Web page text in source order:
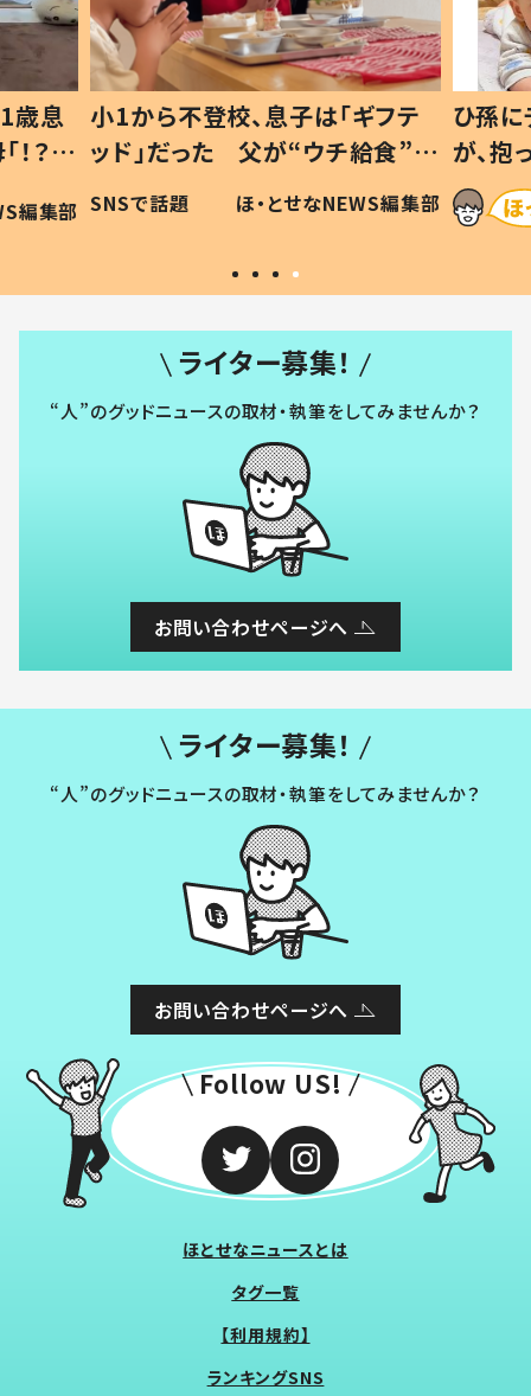
歳息
？」
編集部
小1から不登校、息子は「ギフテ
ッド」だった 父が“ウチ給食”を
作り続ける理由とは #令和の親
#令和の子
SNSで話題 ほ・とせなNEWS編集部
ひ孫
が、
「涙が
い」
ライター募集！
“人”のグッドニュースの取材・執筆をしてみませんか？
お問い合わせページへ
ライター募集！
“人”のグッドニュースの取材・執筆をしてみませんか？
お問い合わせページへ
Follow US!
ほとせなニュースとは
タグ一覧
【利用規約】
ランキングSNS